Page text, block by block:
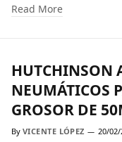
Read More
HUTCHINSON
NEUMÁTICOS
GROSOR DE
By VICENTE LÓPEZ 20/02/